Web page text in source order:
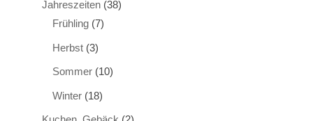
Jahreszeiten(38)
Frühling(7)
Herbst(3)
Sommer(10)
Winter(18)